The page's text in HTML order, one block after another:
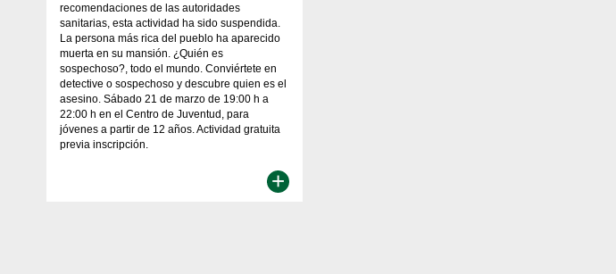
recomendaciones de las autoridades
sanitarias, esta actividad ha sido suspendida.
La persona más rica del pueblo ha aparecido
muerta en su mansión. ¿Quién es
sospechoso?, todo el mundo. Conviértete en
detective o sospechoso y descubre quien es el
asesino. Sábado 21 de marzo de 19:00 h a
22:00 h en el Centro de Juventud, para
jóvenes a partir de 12 años. Actividad gratuita
previa inscripción.
+